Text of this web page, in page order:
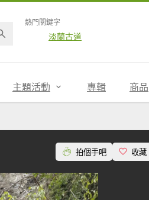
熱門關鍵字
淡蘭古道
主題活動 專輯 商品
拍個手吧 收藏